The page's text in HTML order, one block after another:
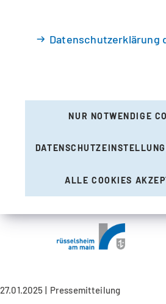
Datenschutzerklärung
NUR NOTWENDIGE
ALLE COOKIES
27.01.2025 Pressemitteilung